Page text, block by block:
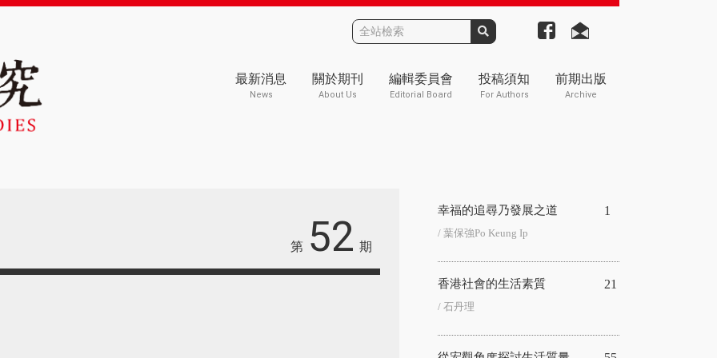
最新消息
News
關於期刊
About Us
編輯委員會
Editorial Board
投稿須知
For Authors
前期出版
Archive
第 52 期
幸福的追尋乃發展之道
/ 葉保強Po Keung Ip
1
香港社會的生活素質
/ ⽯丹理
21